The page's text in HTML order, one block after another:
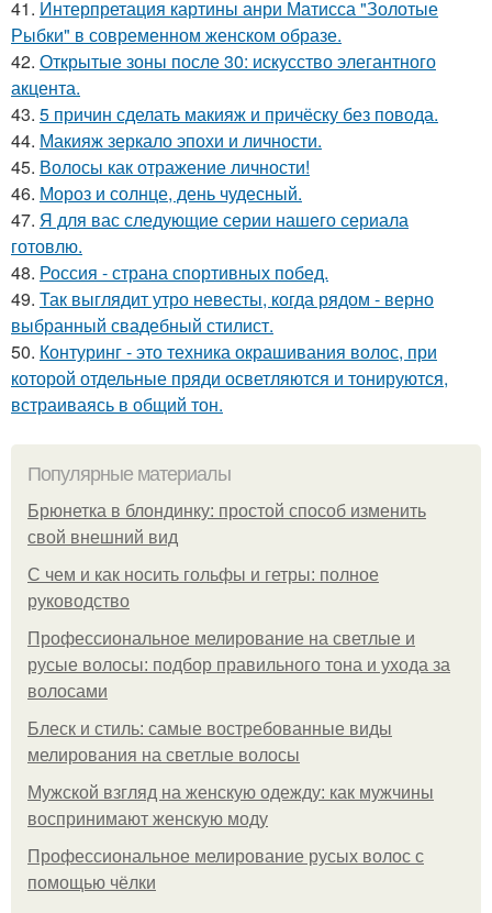
41. Интерпретация картины анри Матисса "Золотые
Рыбки" в современном женском образе.
42. Открытые зоны после 30: искусство элегантного
акцента.
43. 5 причин сделать макияж и причёску без повода.
44. Макияж зеркало эпохи и личности.
45. Волосы как отражение личности!
46. Мороз и солнце, день чудесный.
47. Я для вас следующие серии нашего сериала
готовлю.
48. Россия - страна спортивных побед.
49. Так выглядит утро невесты, когда рядом - верно
выбранный свадебный стилист.
50. Контуринг - это техника окрашивания волос, при
которой отдельные пряди осветляются и тонируются,
встраиваясь в общий тон.
Популярные материалы
Брюнетка в блондинку: простой способ изменить
свой внешний вид
С чем и как носить гольфы и гетры: полное
руководство
Профессиональное мелирование на светлые и
русые волосы: подбор правильного тона и ухода за
волосами
Блеск и стиль: самые востребованные виды
мелирования на светлые волосы
Мужской взгляд на женскую одежду: как мужчины
воспринимают женскую моду
Профессиональное мелирование русых волос с
помощью чёлки